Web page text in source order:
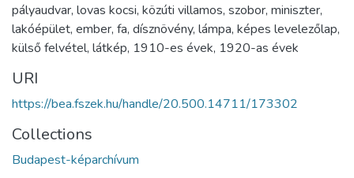
pályaudvar, lovas kocsi, közúti villamos, szobor, miniszter,
lakóépület, ember, fa, dísznövény, lámpa, képes levelezőlap,
külső felvétel, látkép, 1910-es évek, 1920-as évek
URI
https://bea.fszek.hu/handle/20.500.14711/173302
Collections
Budapest-képarchívum